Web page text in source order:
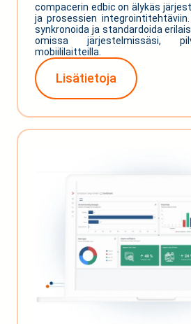
compacerin edbic on älykäs
ja prosessien
synkronoida ja standardoida
omissa järjestelmissäsi,
mobiililaitteilla.
Lisätietoja